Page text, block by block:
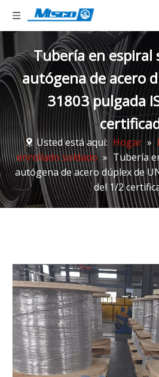
Tubería en espiral
autógena de acero
31803 pulgada
Usted está aquí: Hogar »
enrollado soldado » Tubería
autógena de acero dúplex de
del 1/2